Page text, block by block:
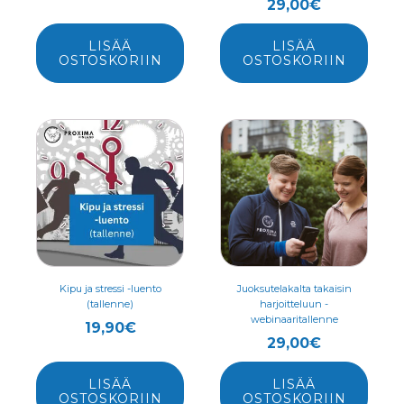
LISÄÄ
OSTOSKORIIN
29,00€
LISÄÄ
OSTOSKORIIN
Kipu ja stressi -luento
(tallenne)
19,90€
LISÄÄ
OSTOSKORIIN
Juoksutelakalta takaisin
harjoitteluun -
webinaaritallenne
29,00€
LISÄÄ
OSTOSKORIIN